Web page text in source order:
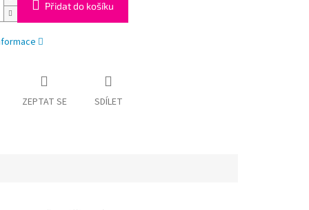
Přidat do košíku
ZEPTAT SE SDÍLET